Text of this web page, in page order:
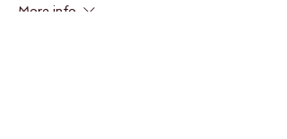
More info